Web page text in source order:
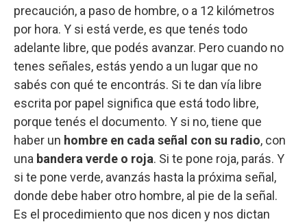
precaución, a paso de hombre, o a 12 kilómetros
por hora. Y si está verde, es que tenés todo
adelante libre, que podés avanzar. Pero cuando no
tenes señales, estás yendo a un lugar que no
sabés con qué te encontrás. Si te dan vía libre
escrita por papel significa que está todo libre,
porque tenés el documento. Y si no, tiene que
haber un hombre en cada señal con su radio, con
una bandera verde o roja. Si te pone roja, parás. Y
si te pone verde, avanzás hasta la próxima señal,
donde debe haber otro hombre, al pie de la señal.
Es el procedimiento que nos dicen y nos dictan